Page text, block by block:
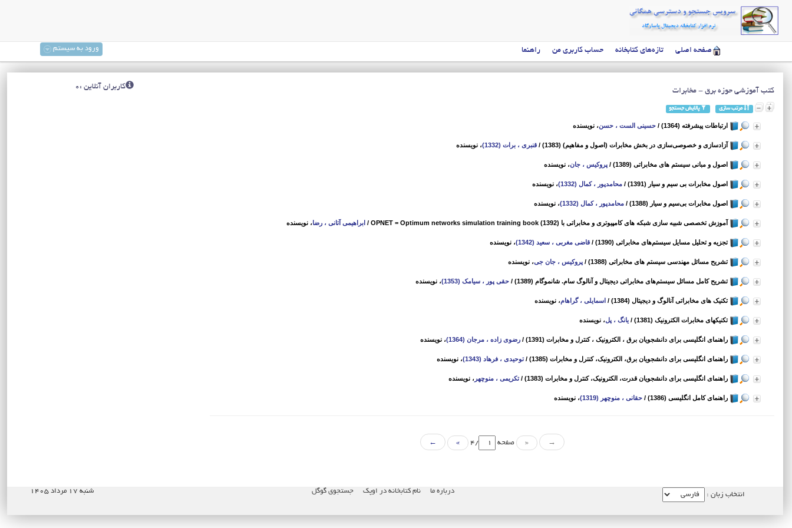
صفحه اصلی تازه‌های کتابخانه حساب کاربری من راهنما ورود به سیستم
كتب آموزشي حوزه برق - مخابرات
مرتب سازی پالایش جستجو
ارتباطات پیشرفته (1364) / حسینی الست ، حسن، نویسنده
آزادسازی و خصوصی‌سازی در بخش مخابرات (اصول و مفاهیم) (1383) / قنبری ، برات (1332) ، نویسنده
اصول و مبانی سیستم های مخابراتی (1389) / پروکیس ، جان، نویسنده
اصول مخابرات بی سیم و سیار (1391) / محامدپور ، کمال (1332) ، نویسنده
اصول مخابرات بی‌سیم و سیار (1388) / محامدپور ، کمال (1332) ، نویسنده
آموزش تخصصی شبیه سازی شبکه های کامپیوتری و مخابراتی با OPNET = Optimum networks simulation training book (1392) / ابراهیمی آتانی ، رضا، نویسنده
تجزیه و تحلیل مسایل سیستم‌های مخابراتی (1390) / قاضی مغربی ، سعید (1342) ، نویسنده
تشریح مسائل مهندسی سیستم های مخابراتی (1388) / پروکیس ، جان جی، نویسنده
تشریح کامل مسائل سیستم‌های مخابراتی دیجیتال و آنالوگ سام. شانموگام (1389) / حقی ‌پور ، سیامک (1353) ، نویسنده
تکنیک های مخابراتی آنالوگ و دیجیتال (1384) / اسمایلی ، گراهام، نویسنده
تکنیکهای مخابرات الکترونیک (1381) / یانگ ، پل، نویسنده
راهنمای انگلیسی برای دانشجویان برق ، الکترونیک ، کنترل و مخابرات (1391) / رضوی زاده ، مرجان (1364) ، نویسنده
راهنمای انگلیسی برای دانشجویان برق، الکترونیک، کنترل و مخابرات (1385) /توحیدی ، فرهاد (1343) ، نویسنده
راهنمای انگلیسی برای دانشجویان قدرت، الکترونیک، کنترل و مخابرات (1383) /تکریمی ، منوچهر ، نویسنده
راهنمای کامل انگلیسی (1386) / حقانی ، منوچهر (1319) ، نویسنده
→
« صفحه /4
»
←
کاربران آنلاین :0
درباره ما نام کتابخانه در اوپک جستجوی گوگل شنبه ۱۷ مرداد ۱۴۰۵ انتخاب زبان :